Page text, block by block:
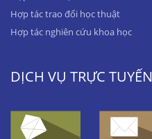
Hợp tác trao đổi học thuật
Hợp tác nghiên cứu khoa học
DỊCH VỤ TRỰC TUYẾN